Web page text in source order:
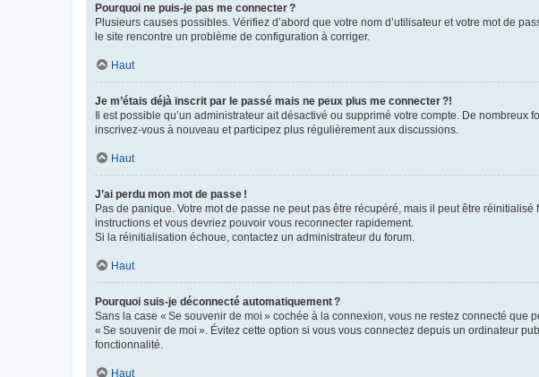
Pourquoi ne puis-je pas me connecter ?
Plusieurs causes possibles. Vérifiez d’abord que votre nom d’utilisateur et votre mot de
le site rencontre un problème de configuration à corriger.
Haut
Je m’étais déjà inscrit par le passé mais ne peux plus me connecter ?!
Il est possible qu’un administrateur ait désactivé ou supprimé votre compte. De
inscrivez-vous à nouveau et participez plus régulièrement aux discussions.
Haut
J’ai perdu mon mot de passe !
Pas de panique. Votre mot de passe ne peut pas être récupéré, mais il peut être
instructions et vous devriez pouvoir vous reconnecter rapidement.
Si la réinitialisation échoue, contactez un administrateur du forum.
Haut
Pourquoi suis-je déconnecté automatiquement ?
Sans la case « Se souvenir de moi » cochée à la connexion, vous ne restez connecté que
« Se souvenir de moi ». Évitez cette option si vous vous connectez depuis un ordinateur
fonctionnalité.
Haut